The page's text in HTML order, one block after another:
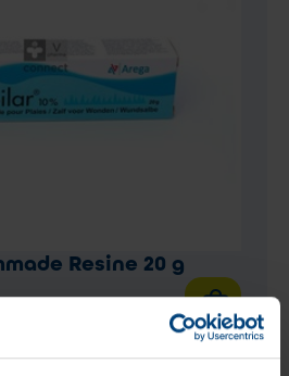
Resine 20 g